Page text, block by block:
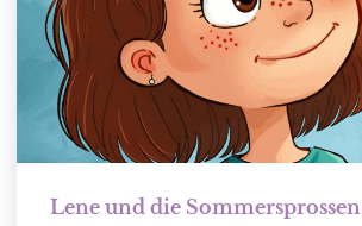
Lene und die Sommersprossen